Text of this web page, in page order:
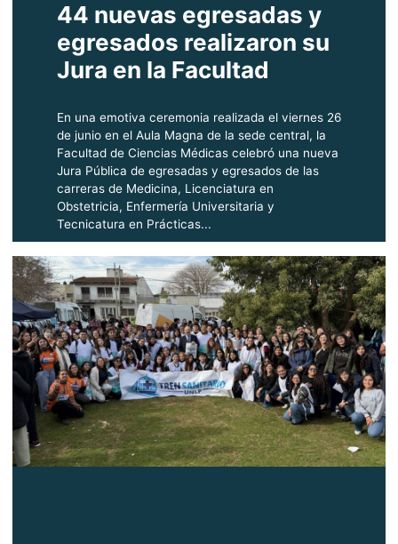
44 nuevas egresadas y
egresados realizaron su
Jura en la Facultad
En una emotiva ceremonia realizada el viernes 26
de junio en el Aula Magna de la sede central, la
Facultad de Ciencias Médicas celebró una nueva
Jura Pública de egresadas y egresados de las
carreras de Medicina, Licenciatura en
Obstetricia, Enfermería Universitaria y
Tecnicatura en Prácticas...